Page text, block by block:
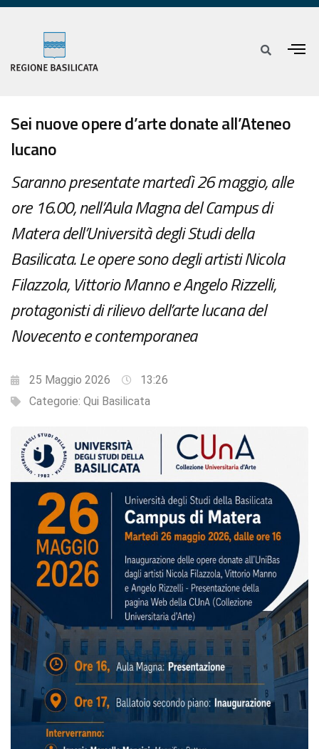
Sei nuove opere d’arte donate all’Ateneo
lucano
Saranno presentate martedì 26 maggio, alle
ore 16.00, nell’Aula Magna del Campus di
Matera dell’Università degli Studi della
Basilicata. Le opere sono degli artisti Nicola
Filazzola, Vittorio Manno e Angelo Rizzelli,
protagonisti di rilievo dell’arte lucana del
Novecento e contemporanea
25 Maggio 2026
13:26
Categorie: Qui Basilicata